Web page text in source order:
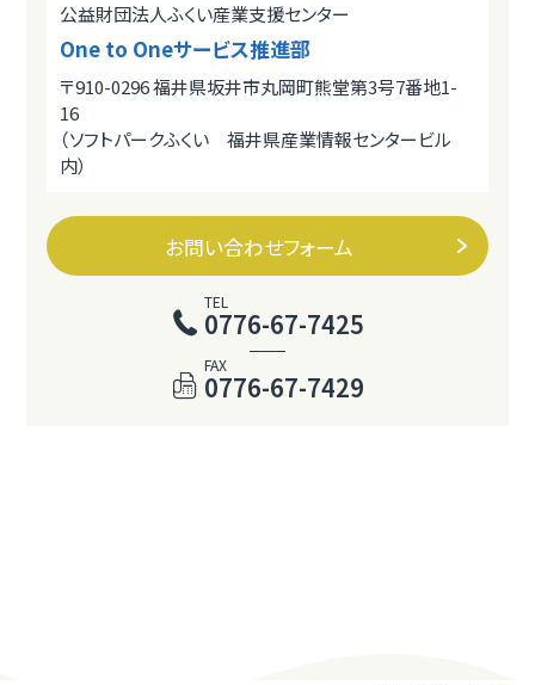
公益財団法人ふくい産業支援センター
One to Oneサービス推進部
〒910-0296 福井県坂井市丸岡町熊堂第3号7番地1-
16
（ソフトパークふくい 福井県産業情報センタービル
内）
お問い合わせフォーム
TEL
0776-67-7425
FAX
0776-67-7429